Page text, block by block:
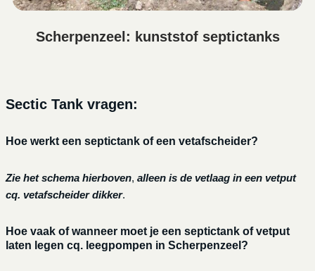
Scherpenzeel: kunststof septictanks
Sectic Tank vragen:
Hoe werkt een septictank of een vetafscheider?
Zie het schema hierboven, alleen is de vetlaag in een vetput
cq. vetafscheider dikker.
Hoe vaak of wanneer moet je een septictank of vetput
laten legen cq. leegpompen in Scherpenzeel?